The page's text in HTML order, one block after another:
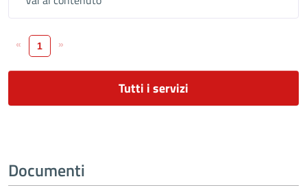
« 1 »
Tutti i servizi
Documenti